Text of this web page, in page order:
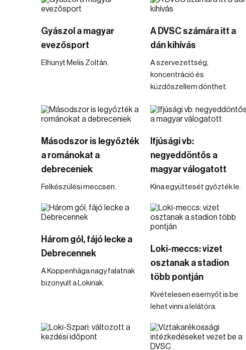
Gyászol a magyar
evezősport
Elhunyt Melis Zoltán.
A DVSC számára itt a
dán kihívás
A szervezettség,
koncentráció és
küzdőszellem dönthet.
Másodszor is legyőzték
a románokat a
debreceniek
Felkészülési meccsen.
Ifjúsági vb:
negyeddöntős a
magyar válogatott
Kína együttesét győzték le.
Három gól, fájó lecke a
Debrecennek
A Koppenhága nagy falatnak
bizonyult a Lokinak.
Loki-meccs: vizet
osztanak a stadion
több pontján
Kivételesen esernyőt is be
lehet vinni a lelátóra.